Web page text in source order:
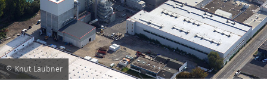
© Knut Laubner